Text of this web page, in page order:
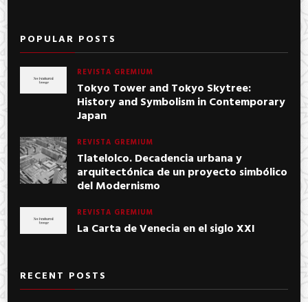
POPULAR POSTS
REVISTA GREMIUM
Tokyo Tower and Tokyo Skytree:
History and Symbolism in Contemporary
Japan
REVISTA GREMIUM
Tlatelolco. Decadencia urbana y
arquitectónica de un proyecto simbólico
del Modernismo
REVISTA GREMIUM
La Carta de Venecia en el siglo XXI
RECENT POSTS